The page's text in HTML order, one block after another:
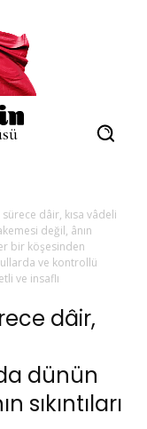
sürece dâir, kısa vâdeli
değil, ânın
bir köşesinden
ve kontrollü
ve insaflı
dâir,
dünün
sıkıntıları